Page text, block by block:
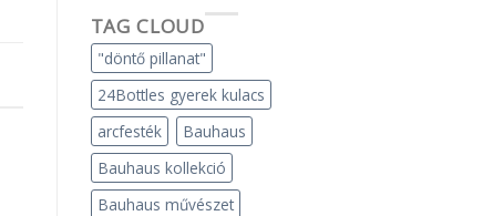
tökéletes
puzzle-
t
egy
gyereknek?
bejegyzéshez
TAG CLOUD
"döntő pillanat"
24Bottles gyerek kulacs
arcfesték
Bauhaus
Bauhaus kollekció
Bauhaus művészet